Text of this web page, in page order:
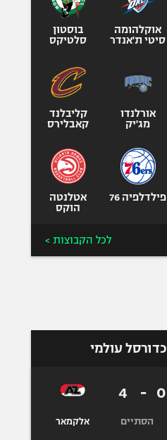
אוקלהומה
סיטי ת'אנדר
בוסטון
סלטיקס
אורלנדו
מג'יק
קליבלנד
קאבלירס
פילדלפיה 76
אטלנטה
הוקס
לכל הקבוצות >
כדורסל עולמי
0
-
4
הסתיים אלקמאר